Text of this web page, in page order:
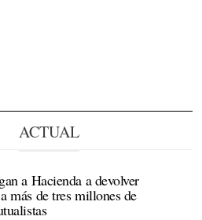
ACTUAL
a Hacienda a devolver
más de tres millones de